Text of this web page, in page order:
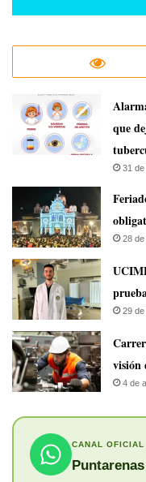
que
31 de
28 de
29 de
visión
4 de
CANAL OFICIAL